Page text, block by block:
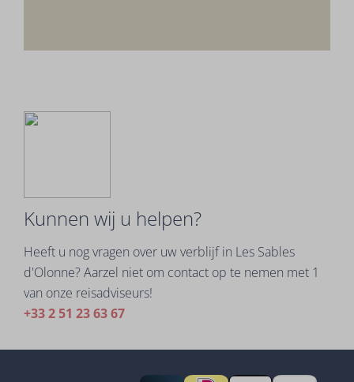
Kunnen wij u helpen?
Heeft u nog vragen over uw verblijf in Les Sables
d'Olonne? Aarzel niet om contact op te nemen met 1
van onze reisadviseurs!
+33 2 51 23 63 67